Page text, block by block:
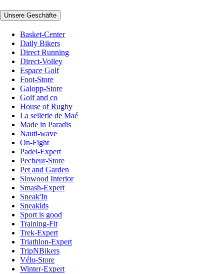
Unsere Geschäfte
Basket-Center
Daily Bikers
Direct Running
Direct-Volley
Espace Golf
Foot-Store
Galopp-Store
Golf and co
House of Rugby
La sellerie de Maé
Made in Paradis
Nauti-wave
On-Fight
Padel-Expert
Pecheur-Store
Pet and Garden
Slowood Interior
Smash-Expert
Sneak'In
Sneakids
Sport is good
Training-Fit
Trek-Expert
Triathlon-Expert
TripNBikers
Vélo-Store
Winter-Expert